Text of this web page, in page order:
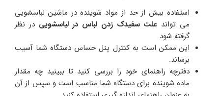
استفاده بیش از حد از مواد شوینده در ماشین لباسشویی
می تواند علت سفیدک زدن لباس در لباسشویی در نظر
گرفته شود.
این ممکن است به کنترل پنل حساس دستگاه شما آسیب
برساند.
دفترچه راهنمای خود را بررسی کنید تا ببینید چه مقدار
ماده شوینده برای دستگاه شما مناسب است و سپس از آن